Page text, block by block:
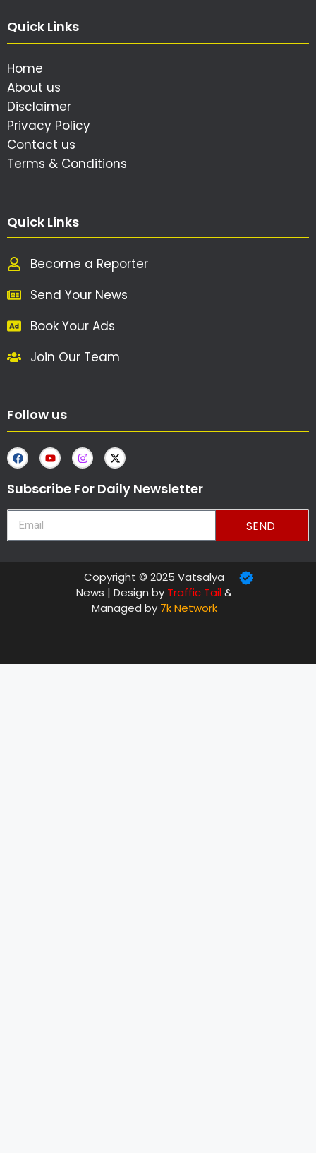
Quick Links
Home
About us
Disclaimer
Privacy Policy
Contact us
Terms & Conditions
Quick Links
Become a Reporter
Send Your News
Book Your Ads
Join Our Team
Follow us
Subscribe For Daily Newsletter
SEND
Copyright © 2025 Vatsalya
News | Design by Traffic Tail&
Managed by 7k Network